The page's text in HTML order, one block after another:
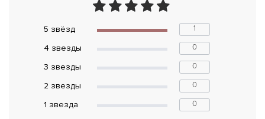
5 звёзд 1
4 звeзды 0
3 звeзды 0
2 звeзды 0
1 звeзда 0